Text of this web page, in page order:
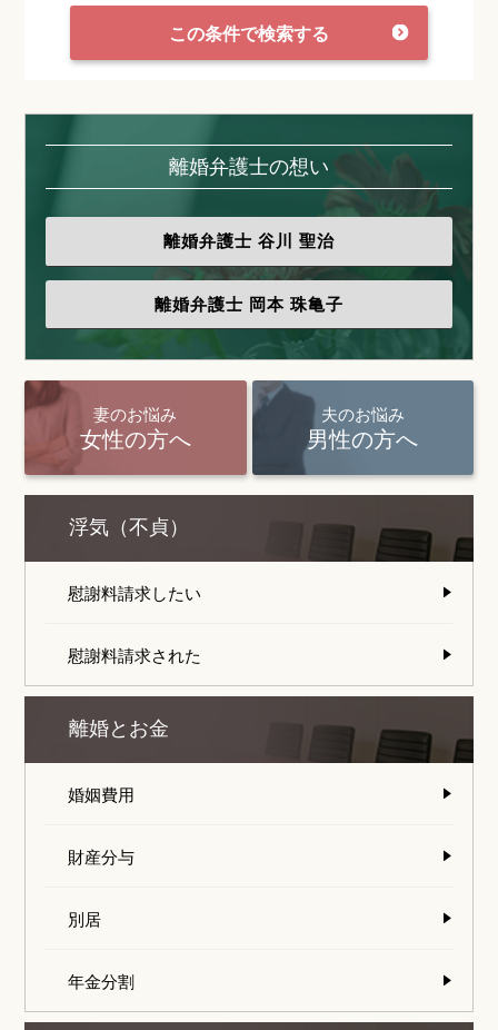
この条件で検索する
離婚弁護士の想い
離婚弁護士 谷川 聖治
離婚弁護士 岡本 珠亀子
妻のお悩み
女性の方へ
夫のお悩み
男性の方へ
浮気（不貞）
慰謝料請求したい
慰謝料請求された
離婚とお金
婚姻費用
財産分与
別居
年金分割